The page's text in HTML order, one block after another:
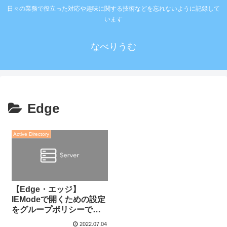
日々の業務で役立った対応や趣味に関する技術などを忘れないように記録して
います
なべりうむ
Edge
Active Directory
【Edge・エッジ】
IEModeで開くための設定
をグループポリシーで配
2022.07.04